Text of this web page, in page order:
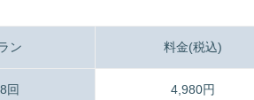
ン 料金(税込)
回 4,980円